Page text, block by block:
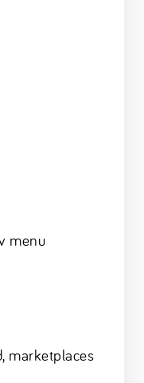
menu
marketplaces